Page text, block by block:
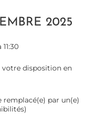
2025
11:30
votre disposition en
remplacé(e) par un(e)